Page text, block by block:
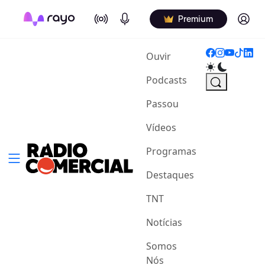
On Air Podcasts Premium Log in
Ouvir(current)
Podcasts
Passou
Vídeos
Programas
Destaques
TNT
Notícias
Somos
Nós